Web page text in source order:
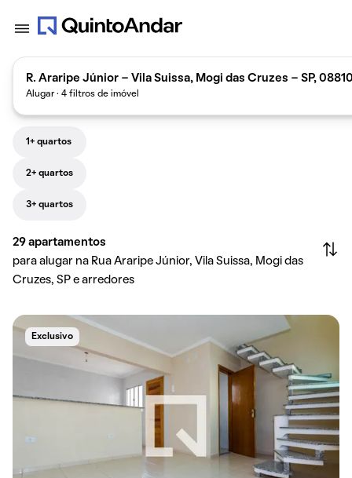
R. Araripe Júnior - Vila Suissa, Mogi das Cruzes - SP,
Alugar · 4 filtros de imóvel
1+ quartos
2+ quartos
3+ quartos
29 apartamentos
para alugar na Rua Araripe Júnior, Vila Suissa, Mogi das
Cruzes, SP e arredores
Exclusivo